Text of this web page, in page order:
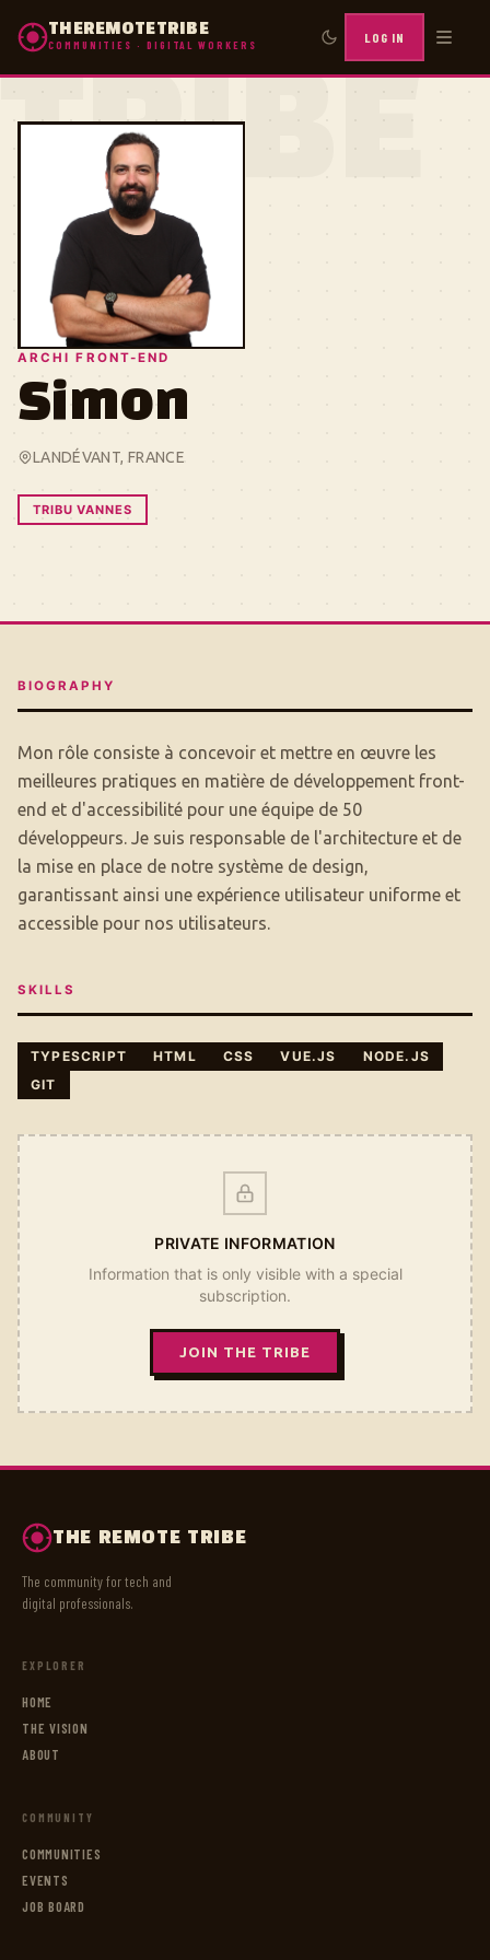
THEREMOTETRIBE
COMMUNITIES · DIGITAL WORKERS LOG IN
TRIBE
ARCHI FRONT-END
Simon
LANDÉVANT, FRANCE
TRIBU VANNES
BIOGRAPHY
Mon rôle consiste à concevoir et mettre en œuvre les
meilleures pratiques en matière de développement front-
end et d'accessibilité pour une équipe de 50
développeurs. Je suis responsable de l'architecture et de
la mise en place de notre système de design,
garantissant ainsi une expérience utilisateur uniforme et
accessible pour nos utilisateurs.
SKILLS
TYPESCRIPT HTML CSS VUE.JS
NODE.JS
GIT
PRIVATE INFORMATION
Information that is only visible with a special
subscription.
JOIN THE TRIBE
THE REMOTE TRIBE
The community for tech and
digital professionals.
EXPLORER
HOME
THE VISION
ABOUT
COMMUNITY
COMMUNITIES
EVENTS
JOB BOARD